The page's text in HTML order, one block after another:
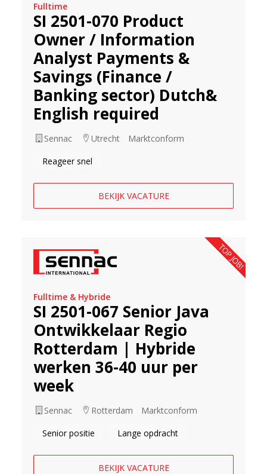
Fulltime
SI 2501-070 Product
Owner / Information
Analyst Payments &
Savings (Finance /
Banking sector) Dutch&
English required
Sennac Utrecht
Marktconform
Reageer snel
BEKIJK VACATURE
Fulltime & Hybride
SI 2501-067 Senior Java
Ontwikkelaar Regio
Rotterdam | Hybride
werken 36-40 uur per
week
Sennac Rotterdam
Marktconform
Senior positie
Lange opdracht
BEKIJK VACATURE
TOP JOB!